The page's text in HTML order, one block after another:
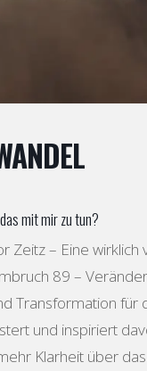
mit mir zu tun?
Zeitz – Eine
89 –
Transformation für
und inspiriert
Klarheit über